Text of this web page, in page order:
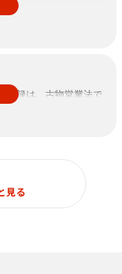
に繋がりますので、
記録は、古物営業法で
い。
見る